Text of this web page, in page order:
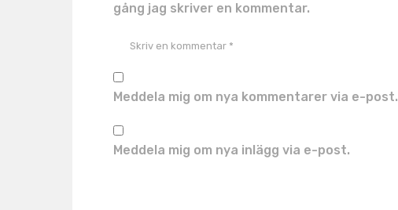
gång jag skriver en kommentar.
Meddela mig om nya kommentarer via e-post.
Meddela mig om nya inlägg via e-post.